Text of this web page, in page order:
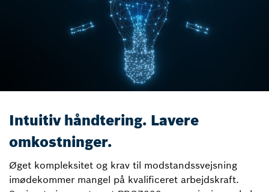
Intuitiv håndtering. Lavere
omkostninger.
Øget kompleksitet og krav til modstandssvejsning
imødekommer mangel på kvalificeret arbejdskraft.